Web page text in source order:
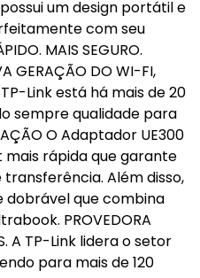
um design portátil e
com seu
MAIS SEGURO.
GERAÇÃO DO WI-FI,
TP-Link está há mais de 20
sempre qualidade para
O Adaptador UE300
mais rápida que garante
Além disso,
dobrável que combina
PROVEDORA
A TP-Link lidera o setor
para mais de 120